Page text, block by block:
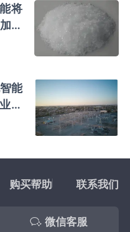
将
速
能
向
购买帮助 联系我们
微信客服